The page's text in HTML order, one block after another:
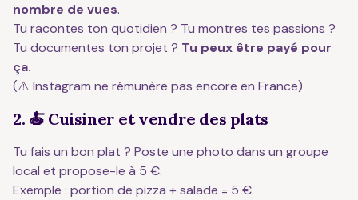
nombre de vues.
Tu racontes ton quotidien ? Tu montres tes passions ?
Tu documentes ton projet ? Tu peux être payé pour
ça.
(⚠️ Instagram ne rémunère pas encore en France)
2. 🍝 Cuisiner et vendre des plats
Tu fais un bon plat ? Poste une photo dans un groupe
local et propose-le à 5 €.
Exemple : portion de pizza + salade = 5 €